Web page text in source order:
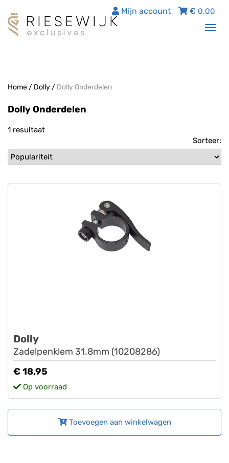
€ 0,00
Mijn account
Home/ Dolly/ Dolly Onderdelen
Dolly Onderdelen
1 resultaat
Sorteer:
Dolly
Zadelpenklem 31.8mm (10208286)
€ 18,95
Op voorraad
Toevoegen aan winkelwagen